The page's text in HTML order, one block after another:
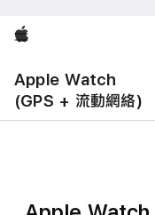
Apple
Apple Watch
(GPS + 流動網絡)